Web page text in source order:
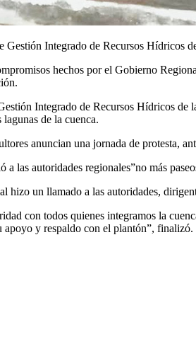
Gestión Integrado de Recursos Hídricos
hechos por el Gobierno
Integrado de Recursos Hídricos de
de la cuenca.
anuncian una jornada de protesta,
a las autoridades regionales”no más
hizo un llamado a las autoridades,
con todos quienes integramos la
apoyo y respaldo con el plantón”, finalizó.